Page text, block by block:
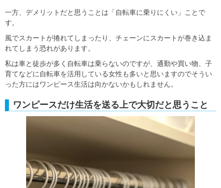
一方、デメリットだと思うことは「自転車に乗りにくい」ことで
す。
風でスカートが捲れてしまったり、チェーンにスカートが巻き込ま
れてしまう恐れがあります。
私は車と徒歩が多く自転車は乗らないのですが、通勤や買い物、子
育てなどに自転車を活用している女性も多いと思いますのでそうい
った方にはワンピース生活は向かないかもしれません。
ワンピースだけ生活を送る上で大切だと思うこと